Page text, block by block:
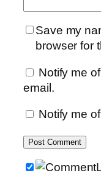
Save my
browser for
Notify me
email.
Notify me